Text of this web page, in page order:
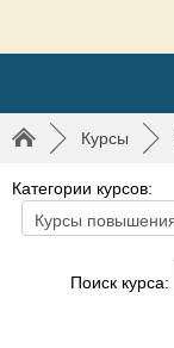
► Курсы ►
Категории курсов:
Поиск курса: